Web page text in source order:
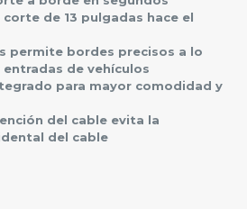
de 13 pulgadas hace el
permite bordes precisos a lo
de vehículos
para mayor comodidad y
del cable evita la
del cable